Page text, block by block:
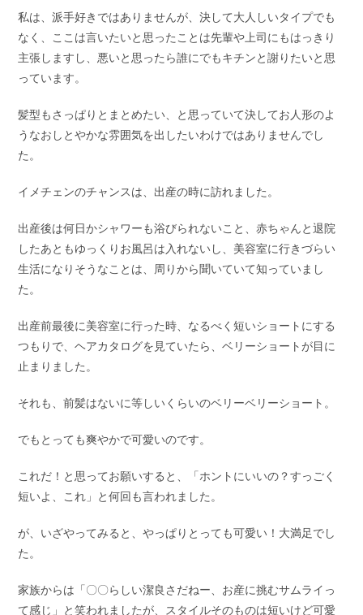
私は、派手好きではありませんが、決して大人しいタイプでも
なく、ここは言いたいと思ったことは先輩や上司にもはっきり
主張しますし、悪いと思ったら誰にでもキチンと謝りたいと思
っています。
髪型もさっぱりとまとめたい、と思っていて決してお人形のよ
うなおしとやかな雰囲気を出したいわけではありませんでし
た。
イメチェンのチャンスは、出産の時に訪れました。
出産後は何日かシャワーも浴びられないこと、赤ちゃんと退院
したあともゆっくりお風呂は入れないし、美容室に行きづらい
生活になりそうなことは、周りから聞いていて知っていまし
た。
出産前最後に美容室に行った時、なるべく短いショートにする
つもりで、ヘアカタログを見ていたら、ベリーショートが目に
止まりました。
それも、前髪はないに等しいくらいのベリーベリーショート。
でもとっても爽やかで可愛いのです。
これだ！と思ってお願いすると、「ホントにいいの？すっごく
短いよ、これ」と何回も言われました。
が、いざやってみると、やっぱりとっても可愛い！大満足でし
た。
家族からは「〇〇らしい潔良さだねー、お産に挑むサムライっ
て感じ」と笑われましたが、スタイルそのものは短いけど可愛